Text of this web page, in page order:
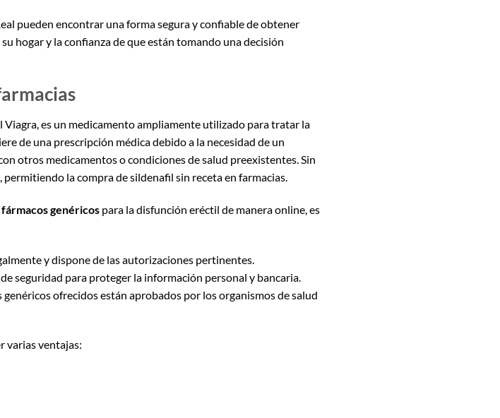
pueden encontrar una forma segura y confiable de obtener
hogar y la confianza de que están tomando una decisión
es un medicamento ampliamente utilizado para tratar la
de una prescripción médica debido a la necesidad de un
otros medicamentos o condiciones de salud preexistentes. Sin
la compra de sildenafil sin receta en farmacias.
fármacos genéricos para la disfunción eréctil de manera online, es
y dispone de las autorizaciones pertinentes.
seguridad para proteger la información personal y bancaria.
ofrecidos están aprobados por los organismos de salud
varias ventajas: